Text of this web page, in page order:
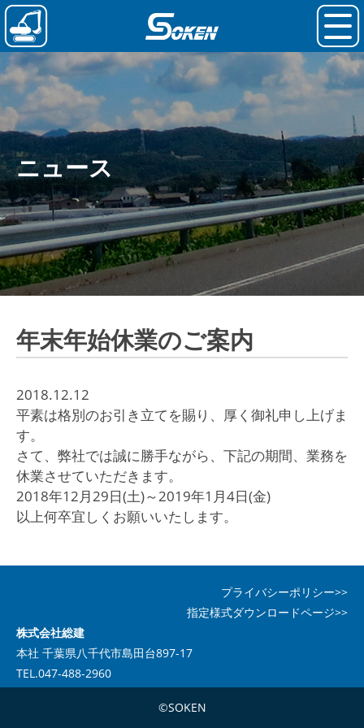
ニュース
年末年始休業のご案内
2018.12.12
平素は格別のお引き立てを賜り、厚く御礼申し上げま
す。
さて、弊社では誠に勝手ながら、下記の期間、業務を
休業させていただきます。
2018年12月29日(土)～2019年1月4日(金)
以上何卒宜しくお願いいたします。
プライバシーポリシー>>
指定様式ダウンロードページ>>
株式会社総建
本社 千葉県八千代市島田台897-17
TEL.047-488-2960
©SOKEN